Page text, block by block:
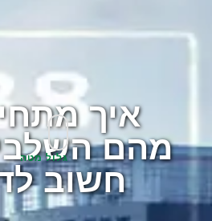
איך
מהם
חשוב
גלול מטה